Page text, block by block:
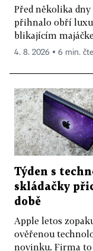
Před několika
přihnalo obří
blikajícím
4. 8. 2026 ▪ 6 min.
Týden s
skládačky
době
Apple letos
ověřenou
novinku. Firma to